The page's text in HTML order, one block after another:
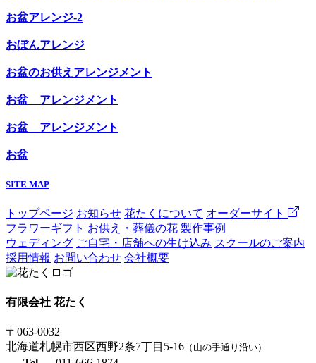
お盆アレンジ-2
おぼんアレンジ
お盆のお供えアレンジメント
お盆 アレンジメント
お盆 アレンジメント
お盆
SITE MAP
トップページ お知らせ 花たくについて オーダーサイト
フラワーギフト お供え・葬儀の花 製作事例
ウェディング ご自宅・店舗への生け込み スクールのご案内
採用情報 お問い合わせ 会社概要
有限会社 花たく
〒063-0032
北海道札幌市西区西野2条7丁目5-16 （山の手通り沿い）